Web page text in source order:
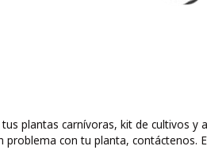
plantas carnívoras, kit de cultivos
problema con tu planta,